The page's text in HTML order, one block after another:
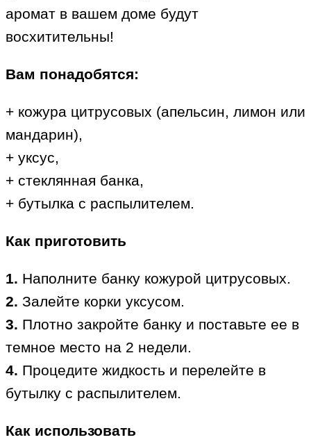
аромат в вашем доме будут
восхитительны!
Вам понадобятся:
+ кожура цитрусовых (апельсин, лимон или
мандарин),
+ уксус,
+ стеклянная банка,
+ бутылка с распылителем.
Как приготовить
1. Наполните банку кожурой цитрусовых.
2. Залейте корки уксусом.
3. Плотно закройте банку и поставьте ее в
темное место на 2 недели.
4. Процедите жидкость и перелейте в
бутылку с распылителем.
Как использовать